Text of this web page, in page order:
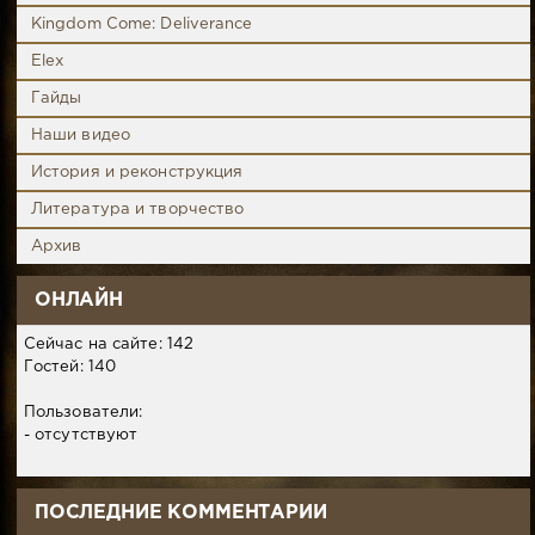
Kingdom Come: Deliverance
Elex
Гайды
Наши видео
История и реконструкция
Литература и творчество
Архив
ОНЛАЙН
Сейчас на сайте: 142
Гостей: 140
Пользователи:
- отсутствуют
ПОСЛЕДНИЕ КОММЕНТАРИИ